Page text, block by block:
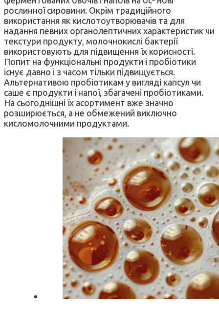
рослинної сировини. Окрім традиційного
використання як кислотоутворювачів та для
надання певних органолептичних характеристик чи
текстури продукту, молочнокислі бактерії
використовують для підвищення їх корисності.
Попит на функціональні продукти і пробіотики
існує давно і з часом тільки підвищується.
Альтернативою пробіотикам у вигляді капсул чи
саше є продукти і напої, збагачені пробіотиками.
На сьогоднішні їх асортимент вже значно
розширюється, а не обмежений виключно
кисломолочними продуктами.